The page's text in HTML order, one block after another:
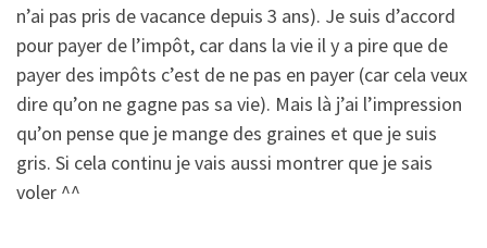
n’ai pas pris de vacance depuis 3 ans). Je suis d’accord
pour payer de l’impôt, car dans la vie il y a pire que de
payer des impôts c’est de ne pas en payer (car cela veux
dire qu’on ne gagne pas sa vie). Mais là j’ai l’impression
qu’on pense que je mange des graines et que je suis
gris. Si cela continu je vais aussi montrer que je sais
voler ^^